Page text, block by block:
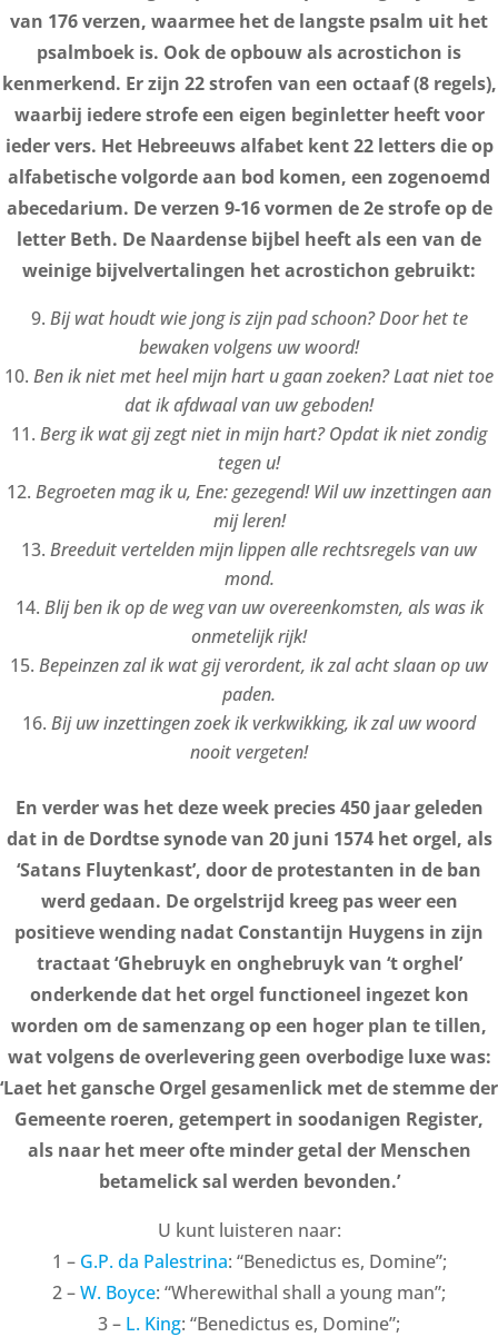
van 176 verzen, waarmee het de langste psalm uit het
psalmboek is. Ook de opbouw als acrostichon is
kenmerkend. Er zijn 22 strofen van een octaaf (8 regels),
waarbij iedere strofe een eigen beginletter heeft voor
ieder vers. Het Hebreeuws alfabet kent 22 letters die op
alfabetische volgorde aan bod komen, een zogenoemd
abecedarium. De verzen 9-16 vormen de 2e strofe op de
letter Beth. De Naardense bijbel heeft als een van de
weinige bijvelvertalingen het acrostichon gebruikt:
Bij wat houdt wie jong is zijn pad schoon? Door het te
bewaken volgens uw woord!
Ben ik niet met heel mijn hart u gaan zoeken? Laat niet toe
dat ik afdwaal van uw geboden!
Berg ik wat gij zegt niet in mijn hart? Opdat ik niet zondig
tegen u!
Begroeten mag ik u, Ene: gezegend! Wil uw inzettingen aan
mij leren!
Breeduit vertelden mijn lippen alle rechtsregels van uw
mond.
Blij ben ik op de weg van uw overeenkomsten, als was ik
onmetelijk rijk!
Bepeinzen zal ik wat gij verordent, ik zal acht slaan op uw
paden.
Bij uw inzettingen zoek ik verkwikking, ik zal uw woord
nooit vergeten!
En verder was het deze week precies 450 jaar geleden
dat in de Dordtse synode van 20 juni 1574 het orgel, als
‘Satans Fluytenkast’, door de protestanten in de ban
werd gedaan. De orgelstrijd kreeg pas weer een
positieve wending nadat Constantijn Huygens in zijn
tractaat ‘Ghebruyk en onghebruyk van ‘t orghel’
onderkende dat het orgel functioneel ingezet kon
worden om de samenzang op een hoger plan te tillen,
wat volgens de overlevering geen overbodige luxe was:
‘Laet het gansche Orgel gesamenlick met de stemme der
Gemeente roeren, getempert in soodanigen Register,
als naar het meer ofte minder getal der Menschen
betamelick sal werden bevonden.’
U kunt luisteren naar:
1 – G.P. da Palestrina: “Benedictus es, Domine”;
2 –W. Boyce: “Wherewithal shall a young man”;
3 – L. King: “Benedictus es, Domine”;